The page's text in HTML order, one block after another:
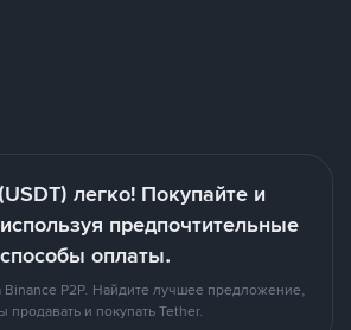
легко! Покупайте и
предпочтительные
способы оплаты.
Binance P2P. Найдите лучшее предложение,
продавать и покупать Tether.